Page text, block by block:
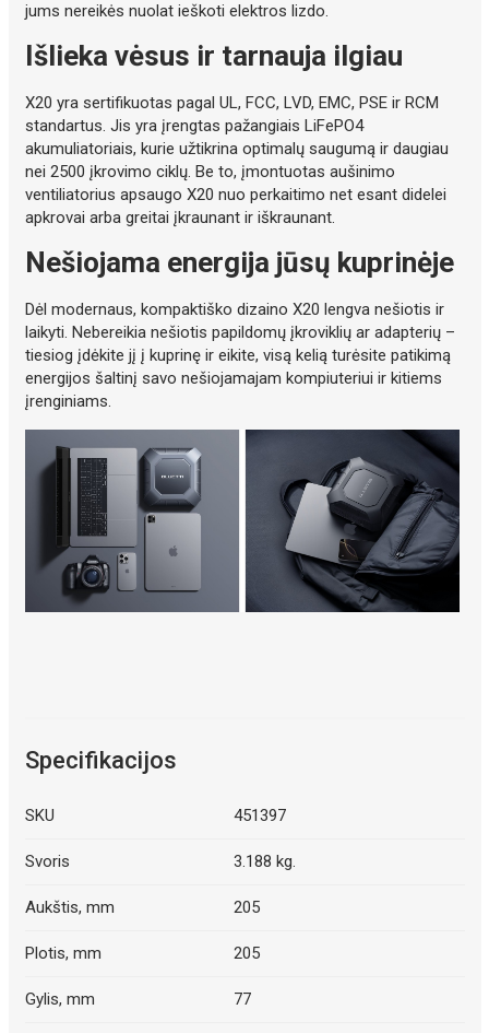
jums nereikės nuolat ieškoti elektros lizdo.
Išlieka vėsus ir tarnauja ilgiau
X20 yra sertifikuotas pagal UL, FCC, LVD, EMC, PSE ir RCM
standartus. Jis yra įrengtas pažangiais LiFePO4
akumuliatoriais, kurie užtikrina optimalų saugumą ir daugiau
nei 2500 įkrovimo ciklų. Be to, įmontuotas aušinimo
ventiliatorius apsaugo X20 nuo perkaitimo net esant didelei
apkrovai arba greitai įkraunant ir iškraunant.
Nešiojama energija jūsų kuprinėje
Dėl modernaus, kompaktiško dizaino X20 lengva nešiotis ir
laikyti. Nebereikia nešiotis papildomų įkroviklių ar adapterių –
tiesiog įdėkite jį į kuprinę ir eikite, visą kelią turėsite patikimą
energijos šaltinį savo nešiojamajam kompiuteriui ir kitiems
įrenginiams.
Specifikacijos
SKU 451397
Svoris 3.188 kg.
Aukštis, mm 205
Plotis, mm 205
Gylis, mm 77